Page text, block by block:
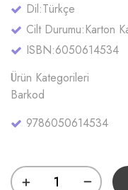
Dil:Türkçe
Cilt Durumu:Karton
ISBN:6050614534
Ürün Kategorileri
Barkod
9786050614534